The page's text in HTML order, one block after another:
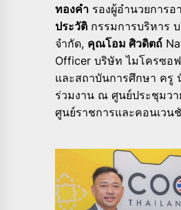
ทองคำ รองผู้อำนวยการอ
ประวัติ กรรมการบริหาร
จำกัด, คุณโอม ศิวดิตถ์
Officer บริษัท ไมโครซอ
และสถาบันการศึกษา ครู
ร่วมงาน ณ ศูนย์ประชุมว
ศูนย์ราชการและคอนเวน